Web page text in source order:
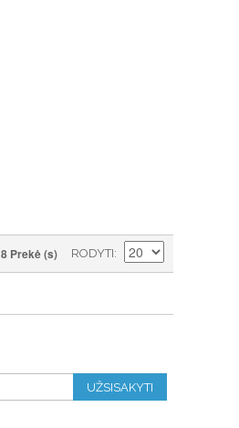
8 Prekė (s) RODYTI
UŽSISAKYTI